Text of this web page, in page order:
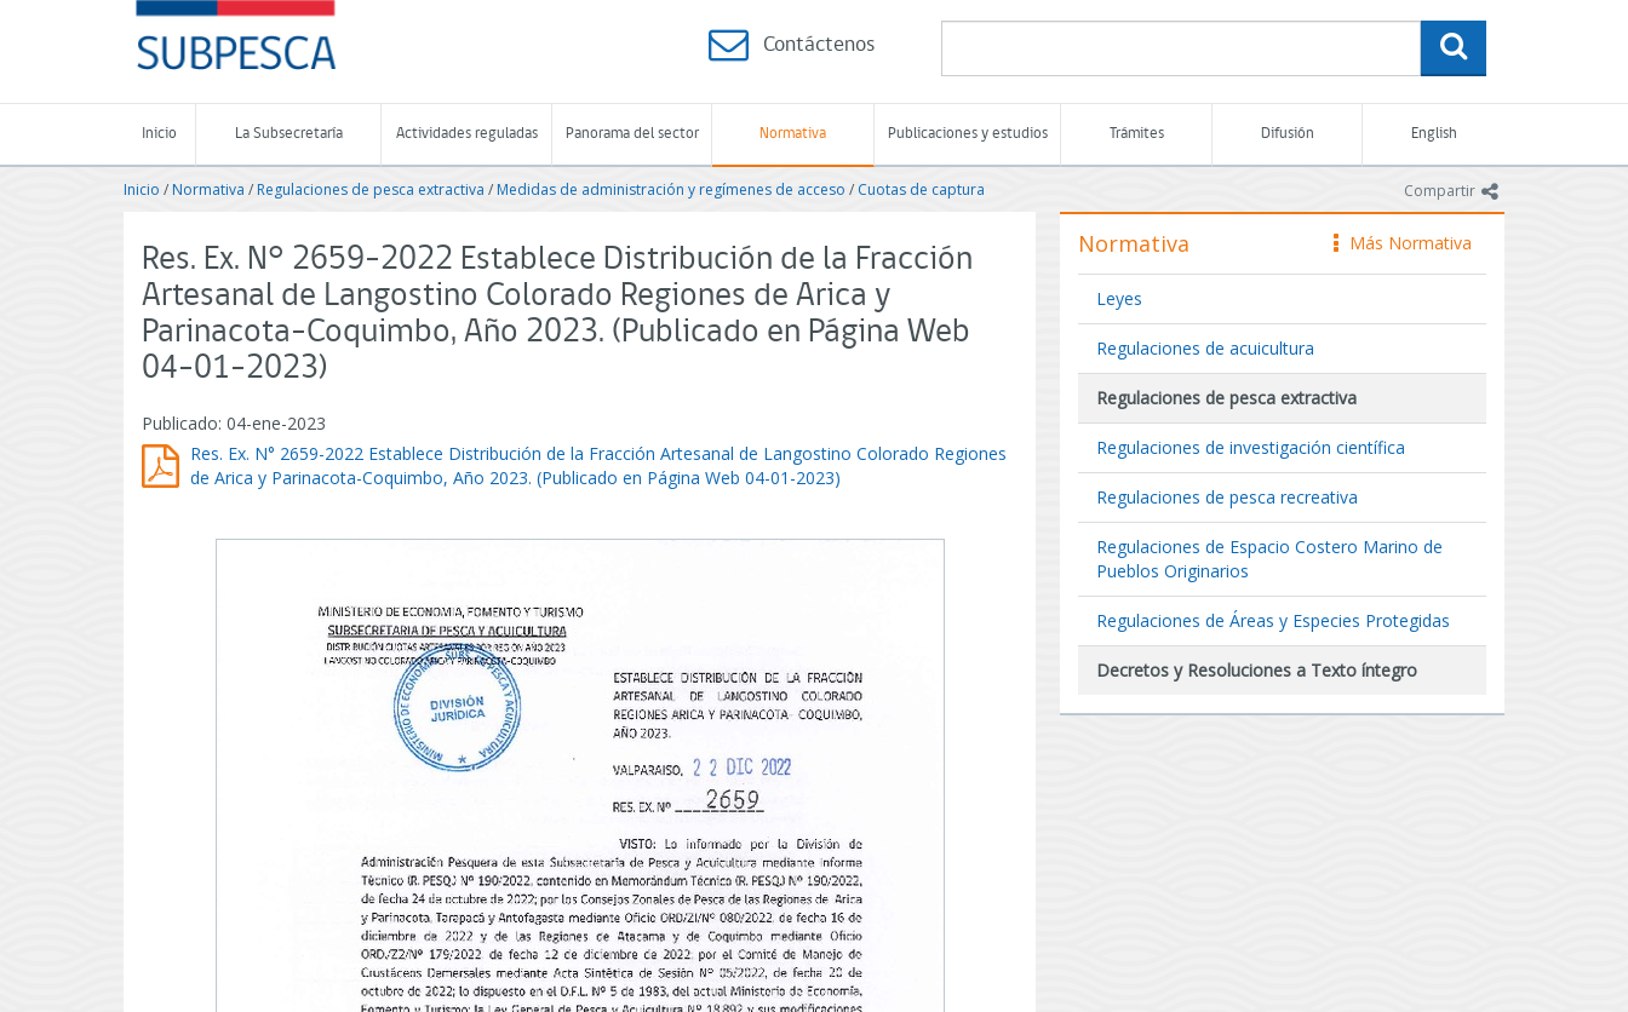
-
Subsecretaría
de
Pesca
Acuicultura
-
de
Chile
Contáctenos
Inicio La Subsecretaría Actividades reguladas Panorama del sector Normativa Publicaciones y estudios Trámites Difusión English
Compartir icono
Inicio /Normativa / Regulaciones de pesca extractiva /Medidas de administración y regímenes de acceso / Cuotas de captura
Res. Ex. N° 2659-2022 Establece Distribución de la Fracción
Artesanal de Langostino Colorado Regiones de Arica y
Parinacota-Coquimbo, Año 2023. (Publicado en Página Web
04-01-2023)
Publicado: 04-ene-2023
Res. Ex. N° 2659-2022 Establece Distribución de la Fracción Artesanal de Langostino Colorado Regiones
de Arica y Parinacota-Coquimbo, Año 2023. (Publicado en Página Web 04-01-2023)
icono
Más Normativa
Normativa
Leyes
Regulaciones de acuicultura
Regulaciones de pesca extractiva
Regulaciones de investigación científica
Regulaciones de pesca recreativa
Regulaciones de Espacio Costero Marino de
Pueblos Originarios
Regulaciones de Áreas y Especies Protegidas
Decretos y Resoluciones a Texto íntegro